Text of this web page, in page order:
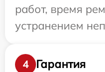
работ, время
устранением
4
Гарантия